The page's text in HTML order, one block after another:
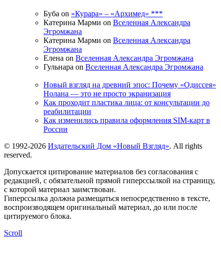
Буба on «Курара» – «Архимед» ***
Катерина Марми on Вселенная Александра
Эгромжана
Катерина Марми on Вселенная Александра
Эгромжана
Елена on Вселенная Александра Эгромжана
Гульнара on Вселенная Александра Эгромжана
Новый взгляд на древний эпос: Почему «Одиссея»
Нолана — это не просто экранизация
Как проходит пластика лица: от консультации до
реабилитации
Как изменились правила оформления SIM-карт в
России
© 1992-2026 Издательский Дом «Новый Взгляд». All rights
reserved.
Допускается цитирование материалов без согласования с
редакцией, с обязательной прямой гиперссылкой на страницу,
с которой материал заимствован.
Гиперссылка должна размещаться непосредственно в тексте,
воспроизводящем оригинальный материал, до или после
цитируемого блока.
Scroll